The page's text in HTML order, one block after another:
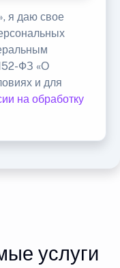
я даю свое
ФЗ «О
и для
на обработку
услуги